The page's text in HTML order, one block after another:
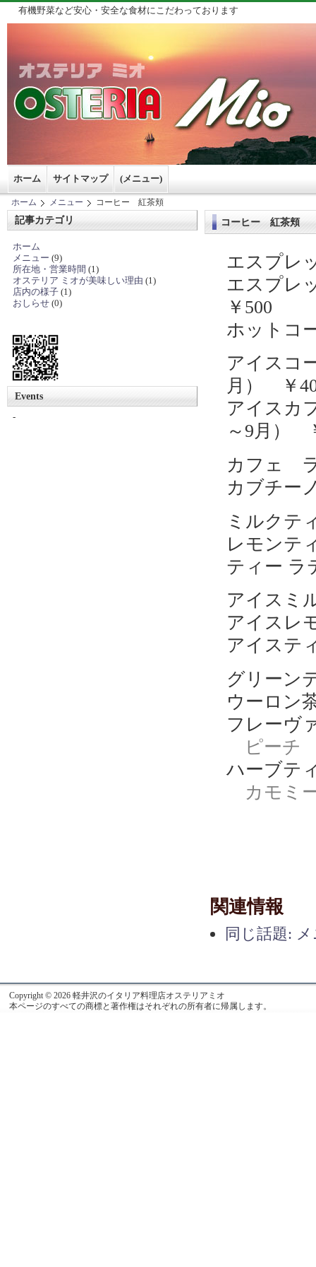
有機野菜など安心・安全な食材にこだわっております
ホーム サイトマップ (メニュー)
ホーム メニュー コーヒー 紅茶頬
記事カテゴリ
ホーム
メニュー (9)
所在地・営業時間 (1)
オステリア ミオが美味しい理由 (1)
店内の様子 (1)
おしらせ (0)
Events
-
コーヒー 紅茶頬
エスプレ
エスプ
￥500
ホットコ
アイスコ
月） ￥
アイスカ
～9月）
カフェ
カブチー
ミルクテ
レモンテ
ティー
アイスミ
アイスレ
アイス
グリーン
ウーロン
フレーヴ
ピーチ
ハーブテ
カモミ
関連情報
同じ話題:
Copyright © 2026 軽井沢のイタリア料理店オステリアミオ
本ページのすべての商標と著作権はそれぞれの所有者に帰属します。